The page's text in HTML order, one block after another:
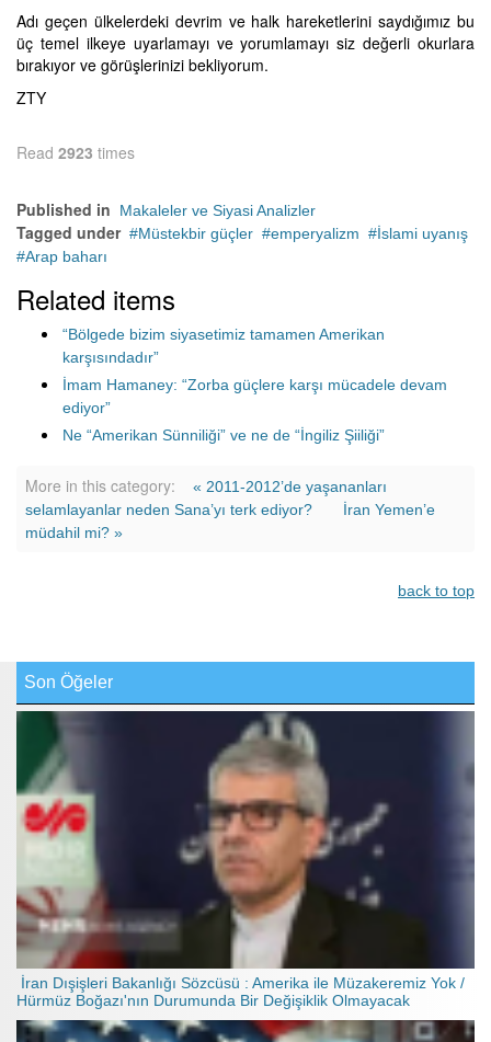
Adı geçen ülkelerdeki devrim ve halk hareketlerini saydığımız bu
üç temel ilkeye uyarlamayı ve yorumlamayı siz değerli okurlara
bırakıyor ve görüşlerinizi bekliyorum.
ZTY
Read 2923 times
Published in Makaleler ve Siyasi Analizler
Tagged under Müstekbir güçler emperyalizm
İslami uyanış
Arap baharı
Related items
“Bölgede bizim siyasetimiz tamamen Amerikan
karşısındadır”
İmam Hamaney: “Zorba güçlere karşı mücadele devam
ediyor”
Ne “Amerikan Sünniliği” ve ne de “İngiliz Şiiliği”
More in this category:
« 2011-2012’de yaşananları
İran Yemen’e
müdahil mi? »
back to top
Son Öğeler
İran Dışişleri Bakanlığı Sözcüsü : Amerika ile Müzakeremiz Yok /
Hürmüz Boğazı'nın Durumunda Bir Değişiklik Olmayacak